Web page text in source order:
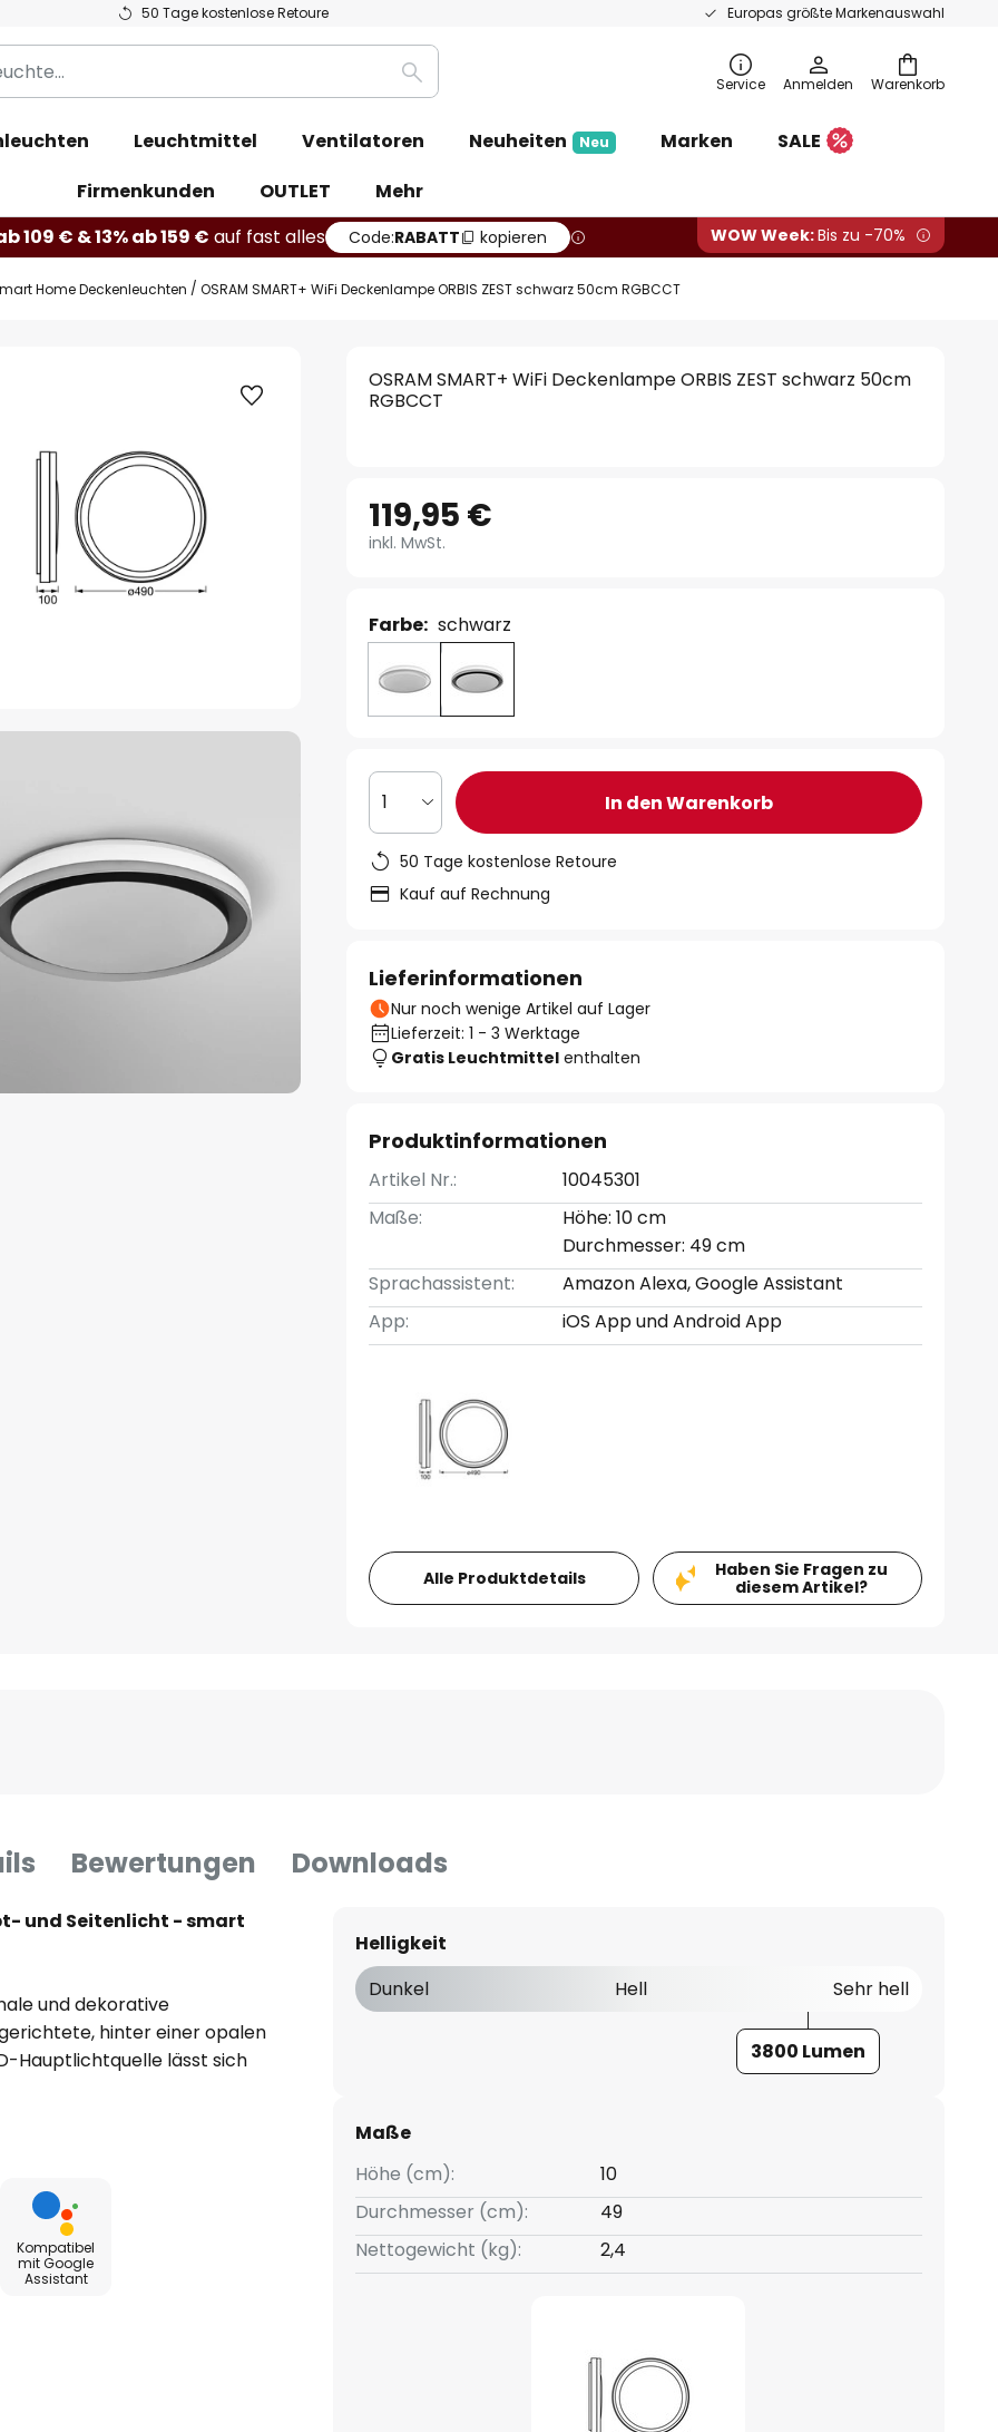
50 Tage kostenlose Retoure Europas größte Markenauswahl
Warenkorb
Suche Service Anmelden
Leuchtmittel Ventilatoren Neuheiten Neu Marken
SALE
Firmenkunden
OUTLET
Mehr
109 € & 13% ab 159 € auf fast alles Code:RABATT kopieren WOW Week:Bis zu -70%
Home Deckenleuchten OSRAM SMART+ WiFi Deckenlampe ORBIS ZEST schwarz 50cm RGBCCT
OSRAM SMART+ WiFi Deckenlampe ORBIS ZEST schwarz 50cm
RGBCCT
119,95 €
inkl. MwSt.
Farbe: schwarz
1 In den Warenkorb
50 Tage kostenlose Retoure
Kauf auf Rechnung
Lieferinformationen
Nur noch wenige Artikel auf Lager
Lieferzeit: 1 - 3 Werktage
Gratis Leuchtmittel enthalten
Produktinformationen
Artikel Nr.:
10045301
Maße:
Höhe: 10 cm
Durchmesser: 49 cm
Sprachassistent:
Amazon Alexa, Google Assistant
App:
iOS App und Android App
Alle Produktdetails
Haben Sie Fragen zu
diesem Artikel?
Bewertungen Downloads
und Seitenlicht - smart
und dekorative
hinter einer opalen
Hauptlichtquelle lässt sich
Kompatibel
mit Google
Assistant
Helligkeit
Dunkel
Hell Sehr hell
3800 Lumen
Maße
Höhe (cm):
10
Durchmesser (cm):
49
Nettogewicht (kg):
2,4